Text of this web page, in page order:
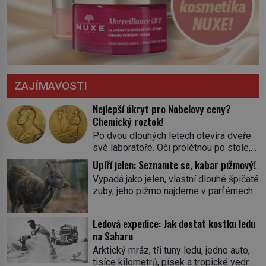
ZAJÍMAVOSTI
Nejlepší úkryt pro Nobelovy ceny?
Chemický roztok!
Po dvou dlouhých letech otevírá dveře
své laboratoře. Oči prolétnou po stole,
aby pak ulpěly na regálu, kde se nachází
všemožné látky. Hledá žluto-oranžovou
tekutinu, jakmile ji zahlédne, nesmírně
se mu uleví. Teď může svůj plán
skrývá směs s názvem lučavka
královská. Svůj přídomek nemá pro nic
za nic, […]
Upíří jelen: Seznamte se, kabar pižmový!
Vypadá jako jelen, vlastní dlouhé špičaté
zuby, jeho pižmo najdeme v parfémech
jediného zástupce zvířecí říše – kabara
pižmového. V Evropě ho jako první
popíše švédský botanik Carl Linné
(1707–1778), jenže v Asii o něm ví už
Ledová expedice: Jak dostat kostku ledu
na Saharu
Arktický mráz, tři tuny ledu, jedno auto,
tisíce kilometrů, písek a tropické vedro.